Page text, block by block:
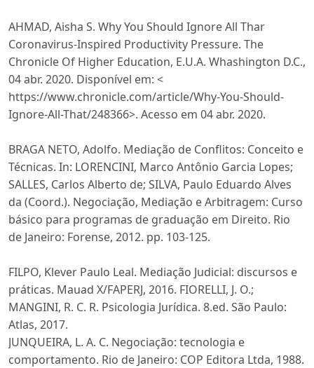
AHMAD, Aisha S. Why You Should Ignore All Thar
Coronavirus-Inspired Productivity Pressure. The
Chronicle Of Higher Education, E.U.A. Whashington D.C.,
04 abr. 2020. Disponível em: <
https://www.chronicle.com/article/Why-You-Should-
Ignore-All-That/248366>. Acesso em 04 abr. 2020.
BRAGA NETO, Adolfo. Mediação de Conflitos: Conceito e
Técnicas. In: LORENCINI, Marco Antônio Garcia Lopes;
SALLES, Carlos Alberto de; SILVA, Paulo Eduardo Alves
da (Coord.). Negociação, Mediação e Arbitragem: Curso
básico para programas de graduação em Direito. Rio
de Janeiro: Forense, 2012. pp. 103-125.
FILPO, Klever Paulo Leal. Mediação Judicial: discursos e
práticas. Mauad X/FAPERJ, 2016. FIORELLI, J. O.;
MANGINI, R. C. R. Psicologia Jurídica. 8.ed. São Paulo:
Atlas, 2017.
JUNQUEIRA, L. A. C. Negociação: tecnologia e
comportamento. Rio de Janeiro: COP Editora Ltda, 1988.